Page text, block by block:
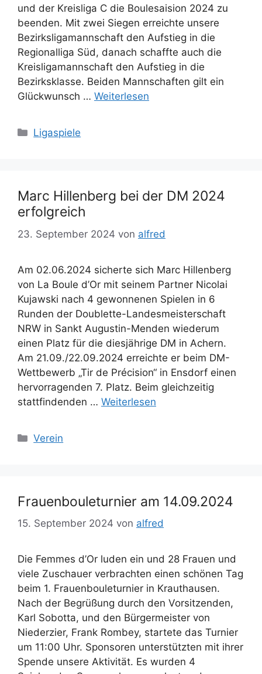
und der Kreisliga C die Boulesaision 2024 zu
beenden. Mit zwei Siegen erreichte unsere
Bezirksligamannschaft den Aufstieg in die
Regionalliga Süd, danach schaffte auch die
Kreisligamannschaft den Aufstieg in die
Bezirksklasse. Beiden Mannschaften gilt ein
Glückwunsch … Weiterlesen
Kategorien
Ligaspiele
Marc Hillenberg bei der DM 2024
erfolgreich
23. September 2024 von alfred
Am 02.06.2024 sicherte sich Marc Hillenberg
von La Boule d’Or mit seinem Partner Nicolai
Kujawski nach 4 gewonnenen Spielen in 6
Runden der Doublette-Landesmeisterschaft
NRW in Sankt Augustin-Menden wiederum
einen Platz für die diesjährige DM in Achern.
Am 21.09./22.09.2024 erreichte er beim DM-
Wettbewerb „Tir de Précision“ in Ensdorf einen
hervorragenden 7. Platz. Beim gleichzeitig
stattfindenden … Weiterlesen
Kategorien
Verein
Frauenbouleturnier am 14.09.2024
15. September 2024 von alfred
Die Femmes d’Or luden ein und 28 Frauen und
viele Zuschauer verbrachten einen schönen Tag
beim 1. Frauenbouleturnier in Krauthausen.
Nach der Begrüßung durch den Vorsitzenden,
Karl Sobotta, und den Bürgermeister von
Niederzier, Frank Rombey, startete das Turnier
um 11:00 Uhr. Sponsoren unterstützten mit ihrer
Spende unsere Aktivität. Es wurden 4